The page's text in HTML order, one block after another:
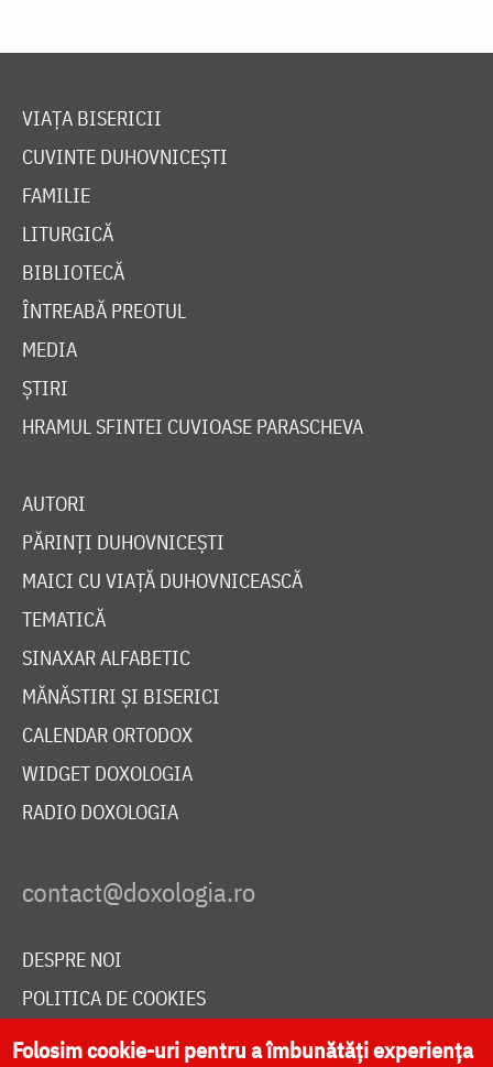
VIAȚA BISERICII
CUVINTE DUHOVNICEȘTI
FAMILIE
LITURGICĂ
BIBLIOTECĂ
ÎNTREABĂ PREOTUL
MEDIA
ȘTIRI
HRAMUL SFINTEI CUVIOASE PARASCHEVA
AUTORI
PĂRINȚI DUHOVNICEȘTI
MAICI CU VIAȚĂ DUHOVNICEASCĂ
TEMATICĂ
SINAXAR ALFABETIC
MĂNĂSTIRI ȘI BISERICI
CALENDAR ORTODOX
WIDGET DOXOLOGIA
RADIO DOXOLOGIA
DESPRE NOI
POLITICA DE COOKIES
DONEAZĂ ONLINE PENTRU CATEDRALA NAȚIONALĂ
Folosim cookie-uri pentru a îmbunătăți experiența